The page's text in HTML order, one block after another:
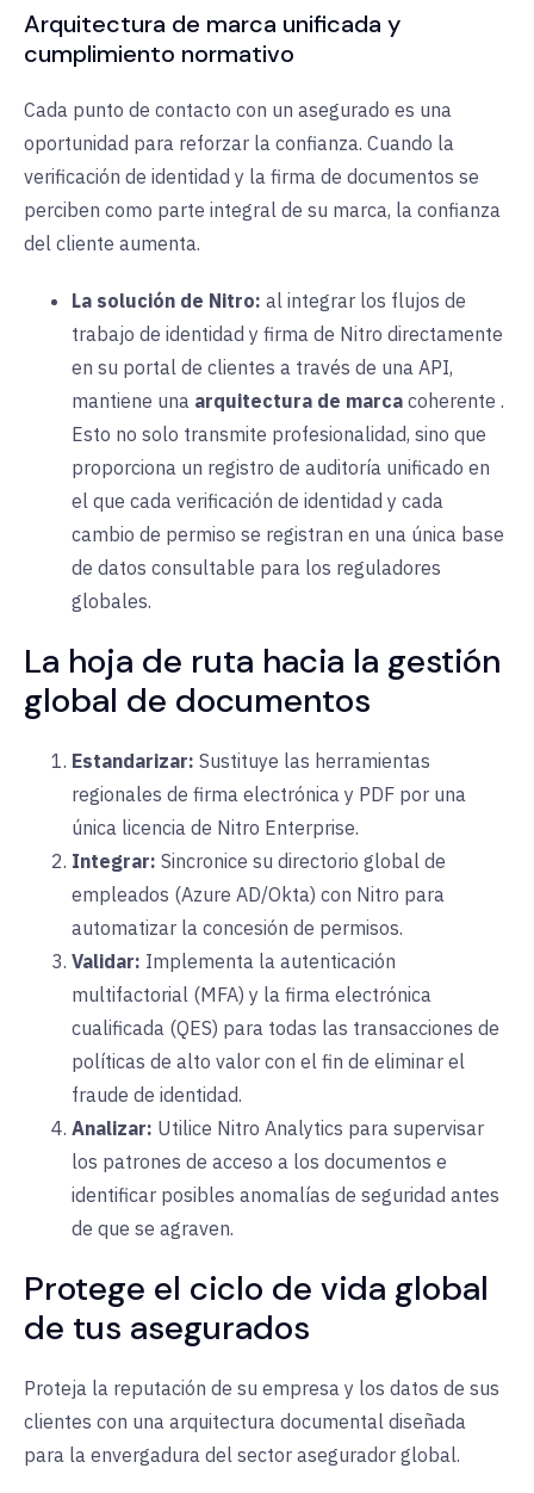
Arquitectura de marca unificada y
cumplimiento normativo
Cada punto de contacto con un asegurado es una
oportunidad para reforzar la confianza. Cuando la
verificación de identidad y la firma de documentos se
perciben como parte integral de su marca, la confianza
del cliente aumenta.
La solución de Nitro: al integrar los flujos de
trabajo de identidad y firma de Nitro directamente
en su portal de clientes a través de una API,
mantiene una arquitectura de marca coherente .
Esto no solo transmite profesionalidad, sino que
proporciona un registro de auditoría unificado en
el que cada verificación de identidad y cada
cambio de permiso se registran en una única base
de datos consultable para los reguladores
globales.
La hoja de ruta hacia la gestión
global de documentos
Estandarizar: Sustituye las herramientas
regionales de firma electrónica y PDF por una
única licencia de Nitro Enterprise.
Integrar: Sincronice su directorio global de
empleados (Azure AD/Okta) con Nitro para
automatizar la concesión de permisos.
Validar: Implementa la autenticación
multifactorial (MFA) y la firma electrónica
cualificada (QES) para todas las transacciones de
políticas de alto valor con el fin de eliminar el
fraude de identidad.
Analizar: Utilice Nitro Analytics para supervisar
los patrones de acceso a los documentos e
identificar posibles anomalías de seguridad antes
de que se agraven.
Protege el ciclo de vida global
de tus asegurados
Proteja la reputación de su empresa y los datos de sus
clientes con una arquitectura documental diseñada
para la envergadura del sector asegurador global.